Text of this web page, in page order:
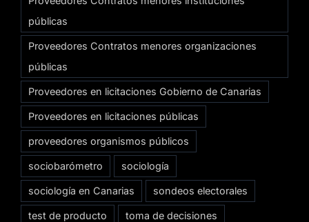
públicas
Proveedores Contratos menores organizaciones
públicas
Proveedores en licitaciones Gobierno de Canarias
Proveedores en licitaciones públicas
proveedores organismos públicos
sociobarómetro sociología
sociología en Canarias sondeos electorales
test de producto toma de decisiones